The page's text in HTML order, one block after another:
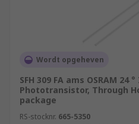
Wordt opgeheven
SFH 309 FA ams OSRAM 24
Phototransistor, Through
package
RS-stocknr. 665-5350